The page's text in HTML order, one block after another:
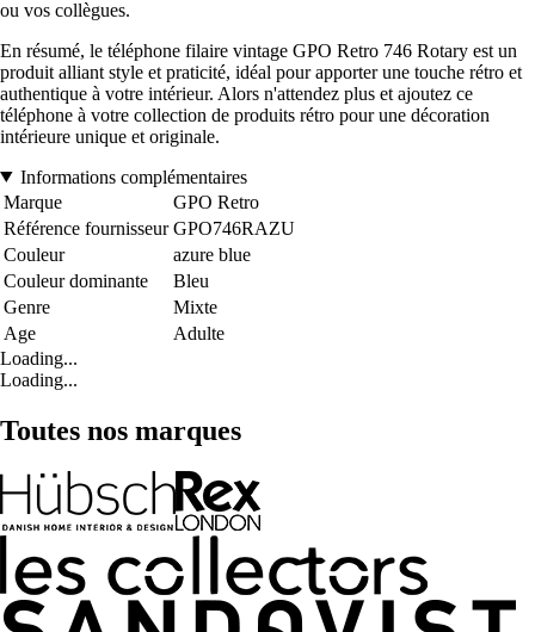
ou vos collègues.
En résumé, le téléphone filaire vintage GPO Retro 746 Rotary est un
produit alliant style et praticité, idéal pour apporter une touche rétro et
authentique à votre intérieur. Alors n'attendez plus et ajoutez ce
téléphone à votre collection de produits rétro pour une décoration
intérieure unique et originale.
Informations complémentaires
Marque
GPO Retro
Référence fournisseur GPO746RAZU
Couleur
azure blue
Couleur dominante
Bleu
Genre
Mixte
Age
Adulte
Loading...
Loading...
Toutes nos marques